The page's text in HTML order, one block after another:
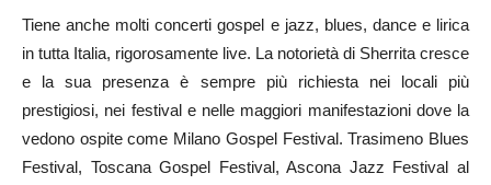
Tiene anche molti concerti gospel e jazz, blues, dance e lirica
in tutta Italia, rigorosamente live. La notorietà di Sherrita cresce
e la sua presenza è sempre più richiesta nei locali più
prestigiosi, nei festival e nelle maggiori manifestazioni dove la
vedono ospite come Milano Gospel Festival. Trasimeno Blues
Festival, Toscana Gospel Festival, Ascona Jazz Festival al